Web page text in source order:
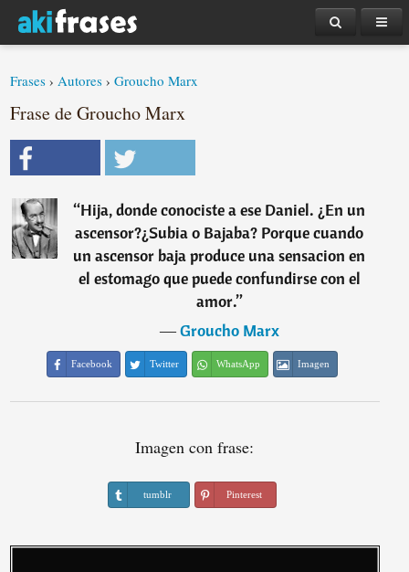
Frases ›Autores ›Groucho Marx
Frase de Groucho Marx
“Hija, donde conociste a ese Daniel. ¿En un
ascensor?¿Subia o Bajaba? Porque cuando
un ascensor baja produce una sensacion en
el estomago que puede confundirse con el
amor.”
―Groucho Marx
Facebook Twitter WhatsApp Imagen
Imagen con frase:
tumblr Pinterest